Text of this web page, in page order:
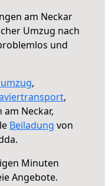
am Neckar
Umzug nach
und
,
,
am Neckar,
Beiladung von
Minuten
Angebote.